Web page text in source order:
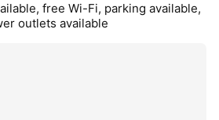
free Wi-Fi, parking available,
outlets available